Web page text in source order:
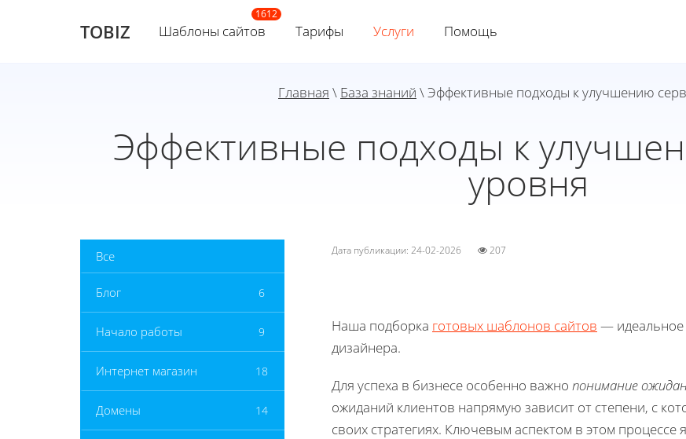
TOBIZ Шаблоны сайтов Тарифы Услуги Помощь
Главная \ База знаний \ Эффективные подходы к улучшению
Эффективные подходы к
уровня
Все
Блог 6
Начало работы 9
Интернет магазин 18
Домены 14
Дата публикации: 24-02-2026 207
Наша подборка готовых шаблонов сайтов — идеальное
дизайнера.
Для успеха в бизнесе особенно важно понимание
ожиданий клиентов напрямую зависит от степени, с
своих стратегиях. Ключевым аспектом в этом процессе